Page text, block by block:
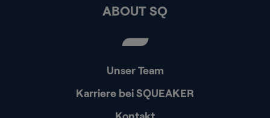
ABOUT SQ
Unser Team
Karriere bei SQUEAKER